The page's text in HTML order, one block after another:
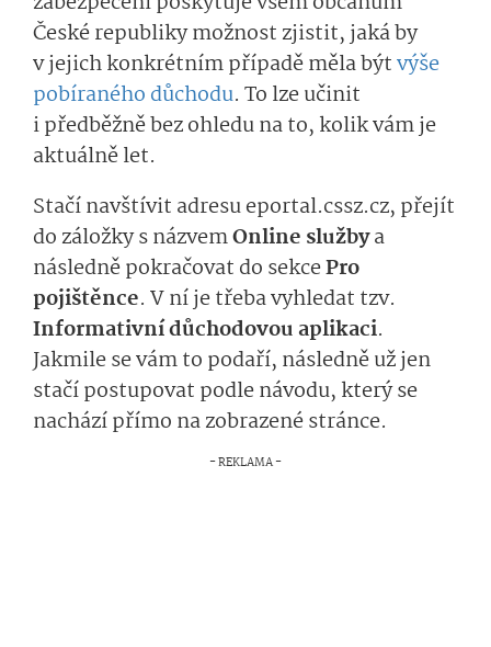
České republiky možnost zjistit, jaká by
v jejich konkrétním případě měla býtvýše
pobíraného důchodu. To lze učinit
i předběžně bez ohledu na to, kolik vám je
aktuálně let.
Stačí navštívit adresu eportal.cssz.cz, přejít
do záložky s názvemOnline službya
následně pokračovat do sekcePro
pojištěnce. V ní je třeba vyhledat tzv.
Informativní důchodovou aplikaci.
Jakmile se vám to podaří, následně už jen
stačí postupovat podle návodu, který se
nachází přímo na zobrazené stránce.